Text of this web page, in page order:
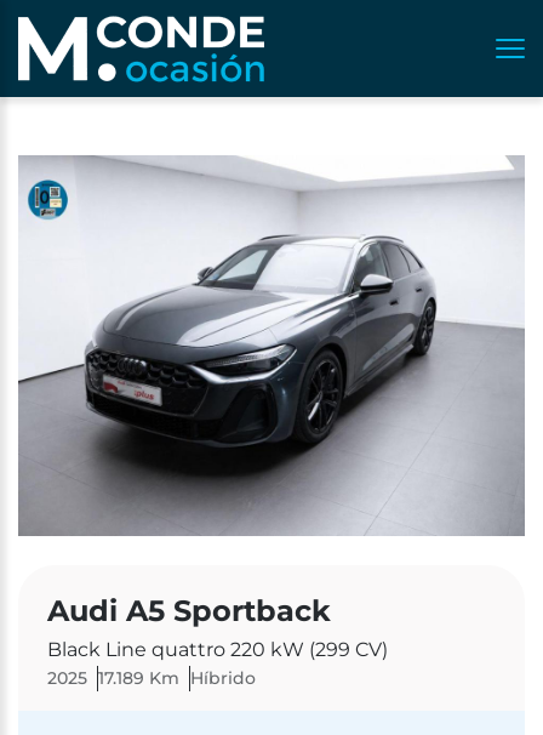
Audi A5 Sportback
Black Line quattro 220 kW (299 CV)
2025 17.189 Km Híbrido